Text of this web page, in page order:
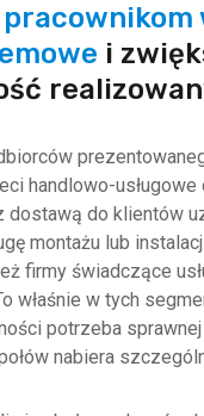
i
handlowo-
dostawą do klientów
montażu lub
firmy świadczące
właśnie w tych
potrzeba
nabiera